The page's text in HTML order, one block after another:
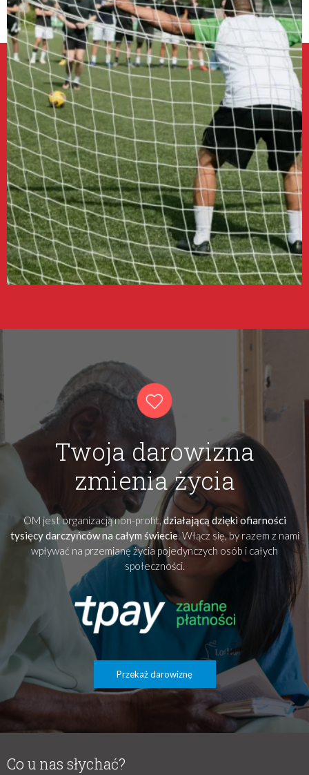
Twoja darowizna
zmienia życia
OM jest organizacją non-profit,działającą dzięki ofiarności
tysięcy darczyńców na całym świecie. Włącz się, by razem z nami
wpływać na przemianę życia pojedynczych osób i całych
społeczności.
Przekaż darowiznę
Co u nas słychać?